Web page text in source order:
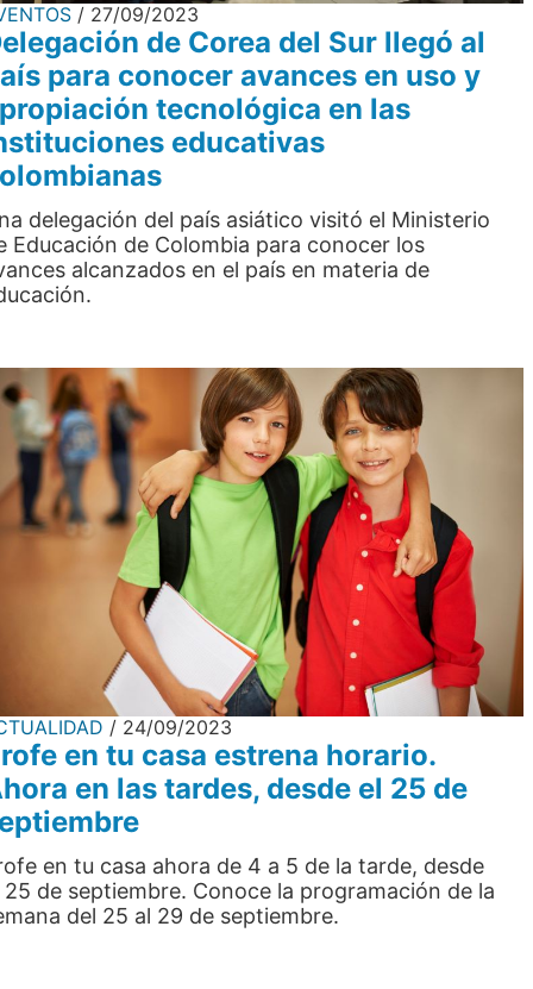
27/09/2023
de Corea del Sur llegó al
para conocer avances en uso y
tecnológica en las
educativas
delegación del país asiático visitó el Ministerio
Educación de Colombia para conocer los
alcanzados en el país en materia de
24/09/2023
en tu casa estrena horario.
en las tardes, desde el 25 de
en tu casa ahora de 4 a 5 de la tarde, desde
25 de septiembre. Conoce la programación de la
del 25 al 29 de septiembre.